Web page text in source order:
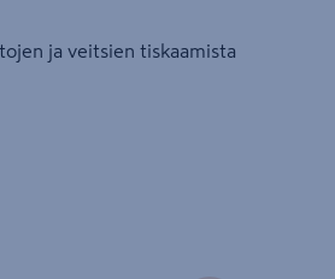
ja veitsien tiskaamista